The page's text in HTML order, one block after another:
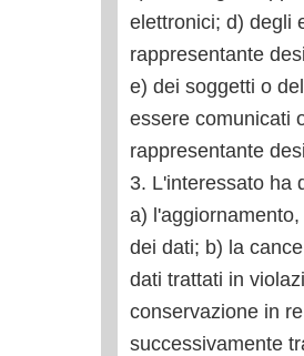
elettronici; d) degli
rappresentante
e) dei soggetti o
essere comunicati
rappresentante
3. L'interessato ha
a)
dei dati; b) la
dati trattati in
conservazione in
successivamente